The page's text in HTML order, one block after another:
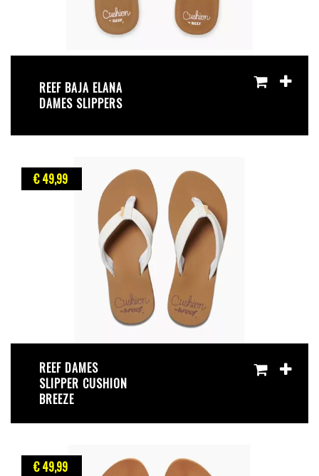
REEF BAJA ELANA
DAMES SLIPPERS
€ 49,99
REEF DAMES
SLIPPER CUSHION
BREEZE
€ 49,99